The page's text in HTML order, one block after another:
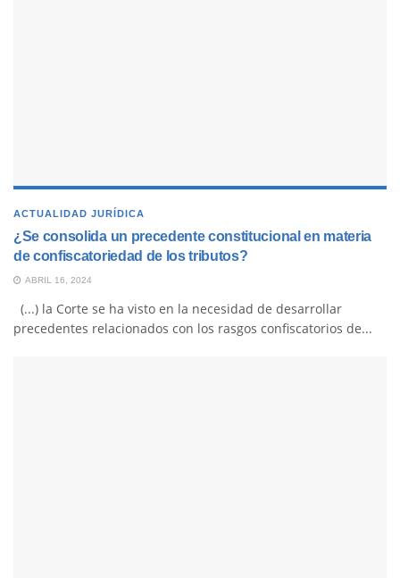
ACTUALIDAD JURÍDICA
¿Se consolida un precedente constitucional en materia
de confiscatoriedad de los tributos?
ABRIL 16, 2024
(...) la Corte se ha visto en la necesidad de desarrollar
precedentes relacionados con los rasgos confiscatorios de...